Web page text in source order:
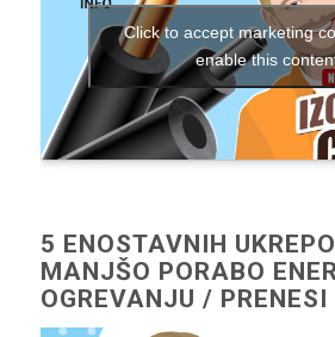
Click to accept marketing
enable this
5 ENOSTAVNIH
MANJŠO PORABO
OGREVANJU / PRENESI